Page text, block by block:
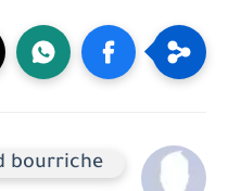
bourriche